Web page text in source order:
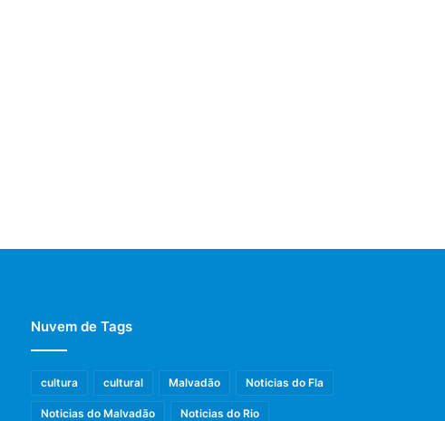
Nuvem de Tags
cultura cultural Malvadão Noticias do Fla
Noticias do Malvadão Noticias do Rio